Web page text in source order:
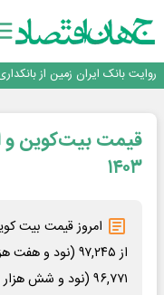
اجرای برنامه تحول بانک با تمرکز
داد
روایت بانک ایران زمین از
سرپرست اداره کل روابط
اجرای برنامه تحول بانک با تمرکز
مشتریان
بانک
۱۴۰۳
از ۹۷,۲۴۵ (نود
۹۶,۷۷۱ (نود و شش هزار و هفتصد و هفتاد و یک ) دلار رسید.